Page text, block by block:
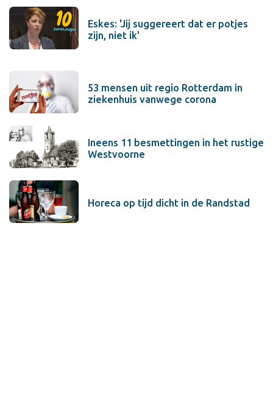
Eskes: 'Jij suggereert dat er potjes
zijn, niet ik'
53 mensen uit regio Rotterdam in
ziekenhuis vanwege corona
Ineens 11 besmettingen in het rustige
Westvoorne
Horeca op tijd dicht in de Randstad